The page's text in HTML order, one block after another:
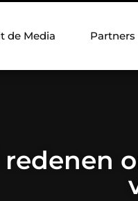
de Media Partners
redenen